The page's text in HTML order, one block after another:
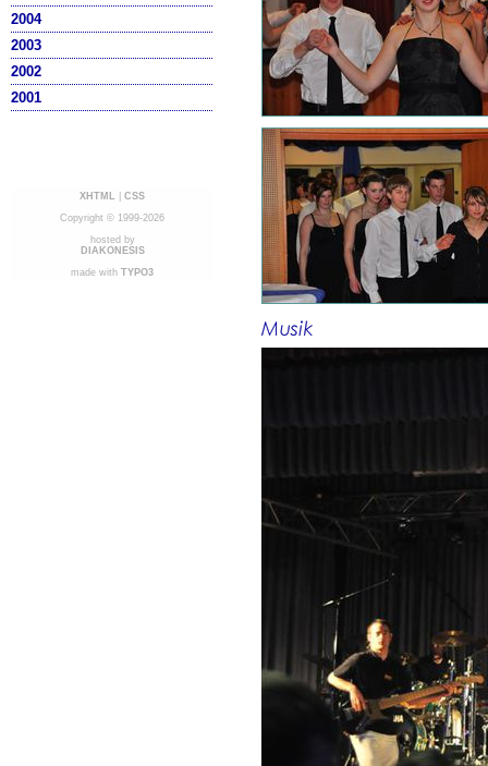
2004
2003
2002
2001
XHTML
CSS
Copyright © 1999-2026
hosted by
DIAKONESIS
made with TYPO3